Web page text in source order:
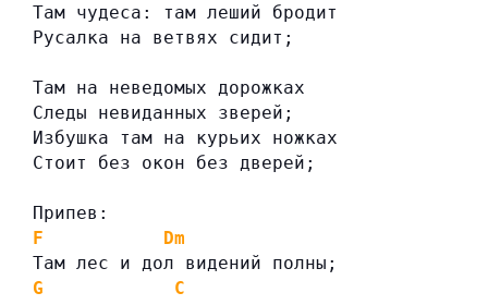
Там чудеса: там леший бродит
Русалка на ветвях сидит;
Там на неведомых дорожках
Следы невиданных зверей;
Избушка там на курьих ножках
Стоит без окон без дверей;
Припев:
F
Dm
Там лес и дол видений полны;
G
C